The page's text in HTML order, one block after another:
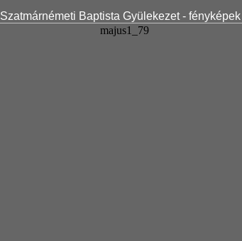
Szatmárnémeti Baptista Gyülekezet - fényképek